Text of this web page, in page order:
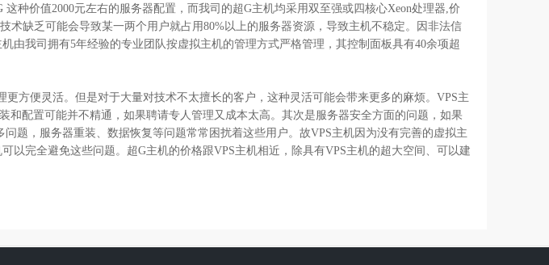
价值2000元左右的服务器配置，而我司的超G主机均采用双至强或四核心Xeon处理器,价
缺乏可能会导致某一两个用户就占用80%以上的服务器资源，导致主机不稳定。因非法信
我司拥有5年经验的专业团队按虚拟主机的管理方式严格管理，其控制面板具有40余项超
便灵活。但是对于大量对技术不太擅长的客户，这种灵活可能会带来更多的麻烦。VPS主
和配置可能并不精通，如果聘请专人管理又成本太高。其次是服务器安全方面的问题，如果
题，服务器重装、数据恢复等问题常常困扰着这些用户。故VPS主机因为没有完善的虚拟主
完全避免这些问题。超G主机的价格跟VPS主机相近，除具有VPS主机的超大空间、可以建